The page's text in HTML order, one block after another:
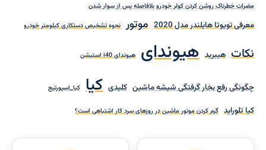
مضرات خطرناک روشن کردن کولر خودرو بلافاصله پس از سوار شدن
معرفی تویوتا هایلندر مدل 2020 موتور نحوه تشخیص دستکاری کیلومتر خودرو
نکات هیبرید هیوندای هیوندای i40 استیشن
چگونگی رفع بخار گرفتگی شیشه ماشین کلیدی کیا کیا_اسپورتیج
کیا تلوراید گرم کردن موتور ماشین در روزهای سرد کار اشتباهی است؟